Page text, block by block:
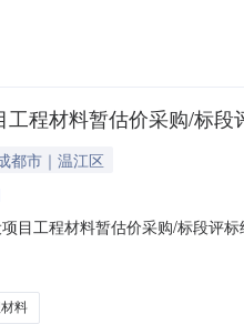
40日历天3四川倍思特电力电气
程材料暂估价采购/标段
都市｜温江区
目工程材料暂估价采购/标段评
目及标段名称新庄一期新居工
料